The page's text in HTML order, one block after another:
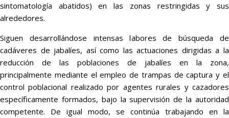
sintomatología abatidos) en las zonas restringidas y sus
alrededores.
Siguen desarrollándose intensas labores de búsqueda de
cadáveres de jabalíes, así como las actuaciones dirigidas a la
reducción de las poblaciones de jabalíes en la zona,
principalmente mediante el empleo de trampas de captura y el
control poblacional realizado por agentes rurales y cazadores
específicamente formados, bajo la supervisión de la autoridad
competente. De igual modo, se continúa trabajando en la